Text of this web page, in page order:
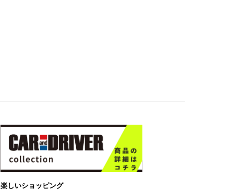
楽しいショッピング